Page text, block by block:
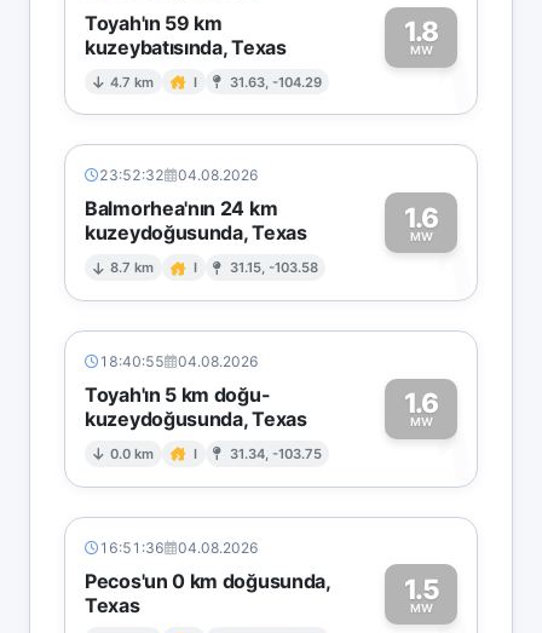
Toyah'ın 59 km
kuzeybatısında, Texas
4.7 km I 31.63, -104.29
1.8
MW1
23:52:32 04.08.2026
Balmorhea'nın 24 km
kuzeydoğusunda, Texas
8.7 km I 31.15, -103.58
1.6
MW1
18:40:55 04.08.2026
Toyah'ın 5 km doğu-
kuzeydoğusunda, Texas
0.0 km I 31.34, -103.75
1.6
MW1
16:51:36 04.08.2026
Pecos'un 0 km doğusunda,
Texas
1.5
MW